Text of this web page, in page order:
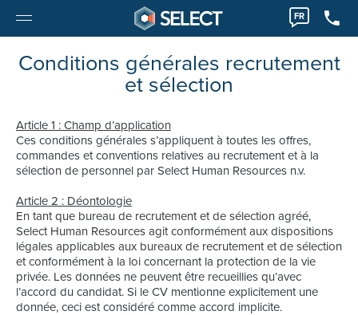
FR
Conditions générales recrutement
et sélection
Article 1 : Champ d’application
Ces conditions générales s’appliquent à toutes les offres,
commandes et conventions relatives au recrutement et à la
sélection de personnel par Select Human Resources n.v.
Article 2 : Déontologie
En tant que bureau de recrutement et de sélection agréé,
Select Human Resources agit conformément aux dispositions
légales applicables aux bureaux de recrutement et de sélection
et conformément à la loi concernant la protection de la vie
privée. Les données ne peuvent être recueillies qu’avec
l’accord du candidat. Si le CV mentionne explicitement une
donnée, ceci est considéré comme accord implicite.